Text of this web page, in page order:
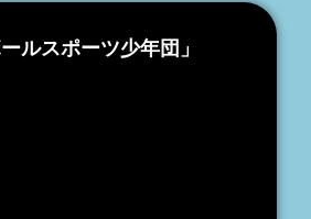
ルスポーツ少年団」